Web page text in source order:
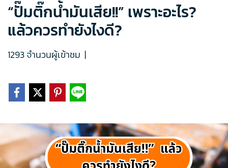
“ปั๊มติ๊กน้ำมันเสีย!!” เพราะอะไร?
แล้วควรทำยังไงดี?
1293 จำนวนผู้เข้าชม |